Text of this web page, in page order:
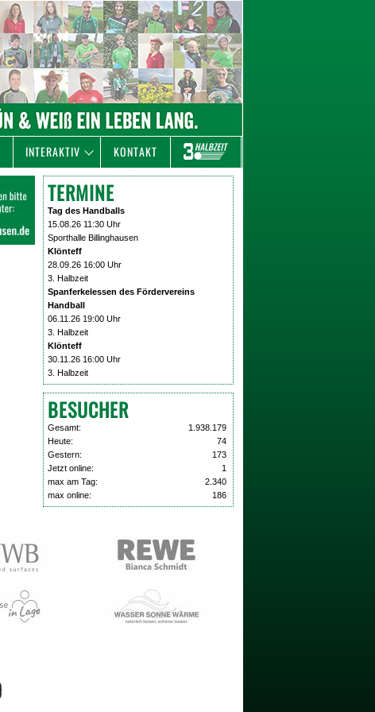
INTERAKTIV KONTAKT
TERMINE
Tag des Handballs
15.08.26 11:30 Uhr
Sporthalle Billinghausen
Klönteff
28.09.26 16:00 Uhr
3. Halbzeit
Spanferkelessen des Fördervereins
Handball
06.11.26 19:00 Uhr
3. Halbzeit
Klönteff
30.11.26 16:00 Uhr
3. Halbzeit
BESUCHER
Gesamt:
1.938.179
Heute:
74
Gestern:
173
Jetzt online:
1
max am Tag:
2.340
max online:
186